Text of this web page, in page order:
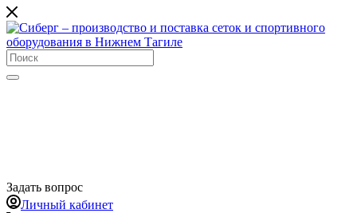
Задать вопрос
Личный кабинет